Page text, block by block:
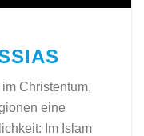
Christentum,
eine
Im Islam